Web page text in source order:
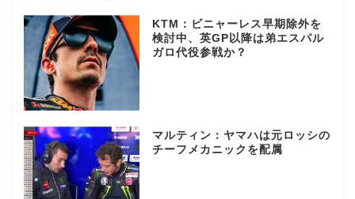
KTM：ビニャーレス早期除外を
検討中、英GP以降は弟エスパル
ガロ代役参戦か？
マルティン：ヤマハは元ロッシの
チーフメカニックを配属